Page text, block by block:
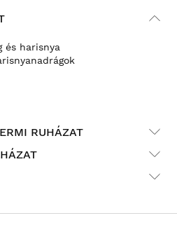
és harisnya
RUHÁZAT